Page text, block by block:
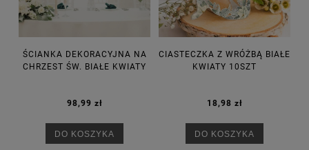
ŚCIANKA DEKORACYJNA NA
CHRZEST ŚW. BIAŁE KWIATY
98,99 zł
DO KOSZYKA
CIASTECZKA Z WRÓŻBĄ BIAŁE
KWIATY 10SZT
18,98 zł
DO KOSZYKA